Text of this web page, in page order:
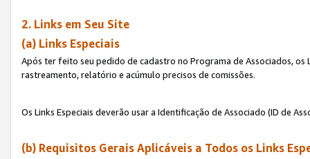
2. Links em Seu Site
(a) Links Especiais
Após ter feito seu pedido de cadastro no Programa de Associados, os
rastreamento, relatório e acúmulo precisos de comissões.
Os Links Especiais deverão usar a Identificação de Associado (ID de
(b) Requisitos Gerais Aplicáveis a Todos os Links